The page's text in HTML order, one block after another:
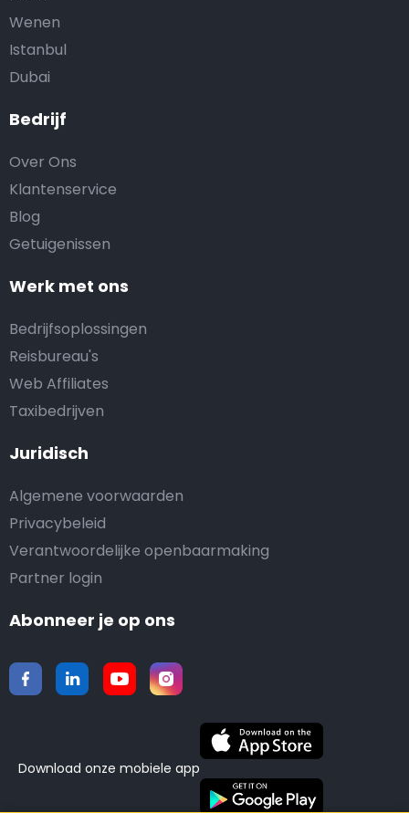
Bedrijf
Over Ons
Klantenservice
Blog
Getuigenissen
Werk met ons
Bedrijfsoplossingen
Reisbureau's
Web Affiliates
Taxibedrijven
Juridisch
Algemene voorwaarden
Privacybeleid
Verantwoordelijke openbaarmaking
Partner login
Wenen
Istanbul
Dubai
Abonneer je op ons
Download onze mobiele app